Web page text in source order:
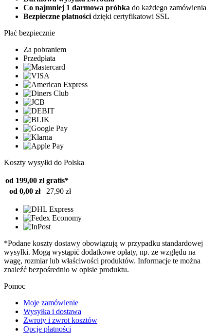
Co najmniej 1 darmowa próbka do każdego zamówienia
Bezpieczne płatnościdzięki certyfikatowi SSL
Płać bezpiecznie
Za pobraniem
Przedpłata
Koszty wysyłki do Polska
od 199,00 zł gratis*
od 0,00 zł
27,90 zł
*Podane koszty dostawy obowiązują w przypadku standardowej
wysyłki. Mogą wystąpić dodatkowe opłaty, np. ze względu na
wagę, rozmiar lub właściwości produktów. Informacje te można
znaleźć bezpośrednio w opisie produktu.
Pomoc
Moje zamówienie
Wysyłka i dostawa
Zwroty i zwrot kosztów
Opcje płatności